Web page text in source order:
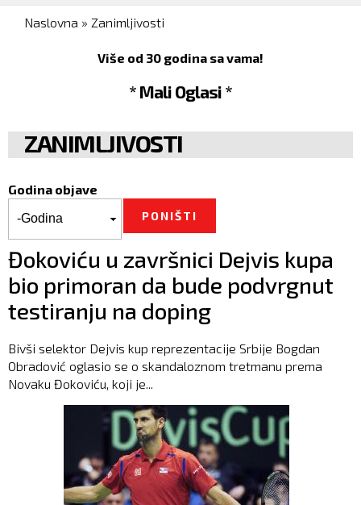
You are here
Naslovna » Zanimljivosti
Više od 30 godina sa vama!
* Mali Oglasi *
ZANIMLJIVOSTI
Godina objave
Đokoviću u završnici Dejvis kupa
bio primoran da bude podvrgnut
testiranju na doping
Bivši selektor Dejvis kup reprezentacije Srbije Bogdan
Obradović oglasio se o skandaloznom tretmanu prema
Novaku Đokoviću, koji je...